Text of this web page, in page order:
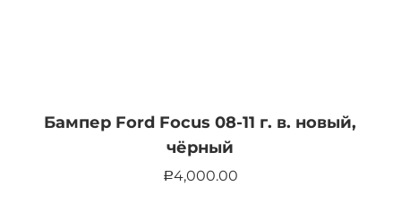
Бампер Ford Focus 08-11 г. в. новый,
чёрный
Р4,000.00